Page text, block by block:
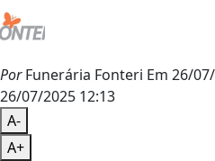
PorFunerária Fonteri Em 26/
26/07/2025 12:13
A-
A+